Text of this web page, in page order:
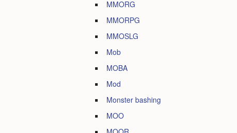
MMORG
MMORPG
MMOSLG
Mob
MOBA
Mod
Monster bashing
MOO